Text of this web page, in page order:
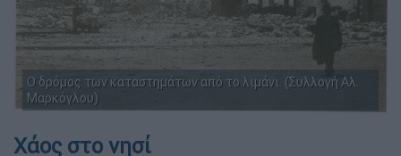
Ο δρόμος των καταστημάτων από το λιμάνι. (Συλλογή Αλ.
Μαρκόγλου)
Χάος στο νησί